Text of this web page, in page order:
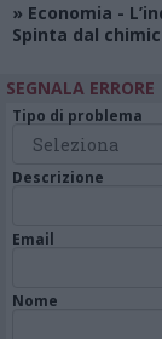
» Economia -
Spinta dal
SEGNALA ERRORE
Tipo di problema
Descrizione
Email
Nome